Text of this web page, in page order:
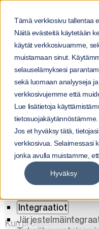
Tämä verkkosivu tallentaa
Näitä evästeitä käytetään
käytät verkkosivuamme,
muistamaan sinut.
selauselämyksesi
sekä luomaan analyyseja
verkkosivujemme että
Lue lisätietoja
tietosuojakäytännöstämme.
Jos et hyväksy tätä,
verkkosivua. Selaimessasi
jonka avulla muistamme,
Hyväksy
Palvelut
Palvelut
Kaikki palvelut
Tekoäly
Tekoäly
Tekoälyratkaisut
AI-agentit
Tekoälyn hallinta
Data-alustat
Ohjelmistokehitys
Analytiikka
Integraatiot
NorrInsights
Mikä on moderni
KÄYTTÖÄ
"Voiko tätä dataa
tekoälyn
hallittava ja jaettava
kehittämisen raaka-
Kun prosessien